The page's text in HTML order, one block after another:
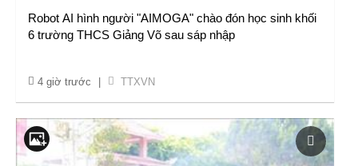
Robot AI hình người "AIMOGA" chào đón học sinh khối
6 trường THCS Giảng Võ sau sáp nhập
4 giờ trước TTXVN